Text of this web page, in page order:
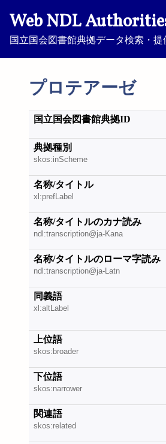
Web NDL
国立国会図書館典拠データ検索・提
プロテアーゼ
国立国会図書館典拠ID
典拠種別
skos:inScheme
名称/タイトル
xl:prefLabel
名称/タイトルのカナ読み
ndl:transcription@ja-Kana
名称/タイトルのローマ字読み
ndl:transcription@ja-Latn
同義語
xl:altLabel
上位語
skos:broader
下位語
skos:narrower
関連語
skos:related